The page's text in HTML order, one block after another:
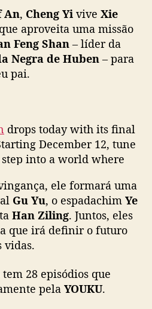
i
e
m
“
n
d
e
t
a
o
f
An, Cheng Yi vive Xie
aproveita uma missão
Feng Shan – líder da
Negra de Huben – para
pai.
drops today with its final
December 12, tune
into a world where
#WangJinsong
#Lulu
ei2y75c2oo
December 12,
ele formará uma
Gu Yu, o espadachim Ye
Han Ziling. Juntos, eles
que irá definir o futuro
vidas.
tem 28 episódios que
pela YOUKU.